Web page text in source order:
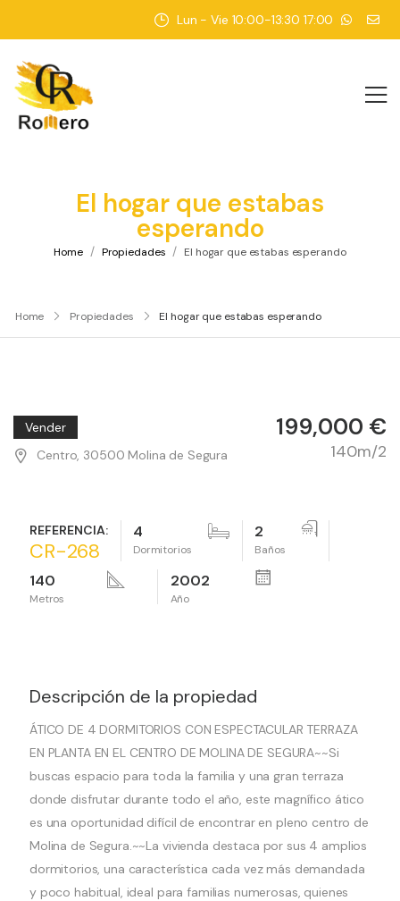
Lun - Vie 10:00-13:30 17:00-20:30
El hogar que estabas
esperando
Home / Propiedades / El hogar que estabas esperando
Home Propiedades El hogar que estabas esperando
Vender 199,000 €
Centro, 30500 Molina de Segura 140m/2
REFERENCIA:
CR-268
4
Dormitorios
2
Baños
140
Metros
2002
Año
Descripción de la propiedad
ÁTICO DE 4 DORMITORIOS CON ESPECTACULAR TERRAZA
EN PLANTA EN EL CENTRO DE MOLINA DE SEGURA~~Si
buscas espacio para toda la familia y una gran terraza
donde disfrutar durante todo el año, este magnífico ático
es una oportunidad difícil de encontrar en pleno centro de
Molina de Segura.~~La vivienda destaca por sus 4 amplios
dormitorios, una característica cada vez más demandada
y poco habitual, ideal para familias numerosas, quienes